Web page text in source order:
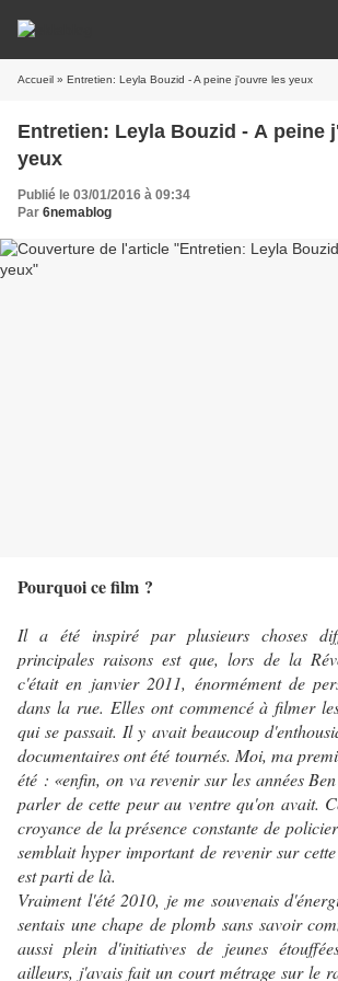
Accueil » Entretien: Leyla Bouzid - A peine j'ouvre les yeux
Entretien: Leyla Bouzid - A peine
yeux
Publié le 03/01/2016 à 09:34
Par 6nemablog
Pourquoi ce film ?
Il a été inspiré par plusieurs choses
principales raisons est que, lors de la
c'était en janvier 2011, énormément de
dans la rue. Elles ont commencé à filmer
qui se passait. Il y avait beaucoup
documentaires ont été tournés. Moi, ma
été : «enfin, on va revenir sur les années
parler de cette peur au ventre qu'on avait.
croyance de la présence constante de
semblait hyper important de revenir sur
est parti de là.
Vraiment l'été 2010, je me souvenais
sentais une chape de plomb sans savoir
aussi plein d'initiatives de jeunes
ailleurs, j'avais fait un court métrage sur le